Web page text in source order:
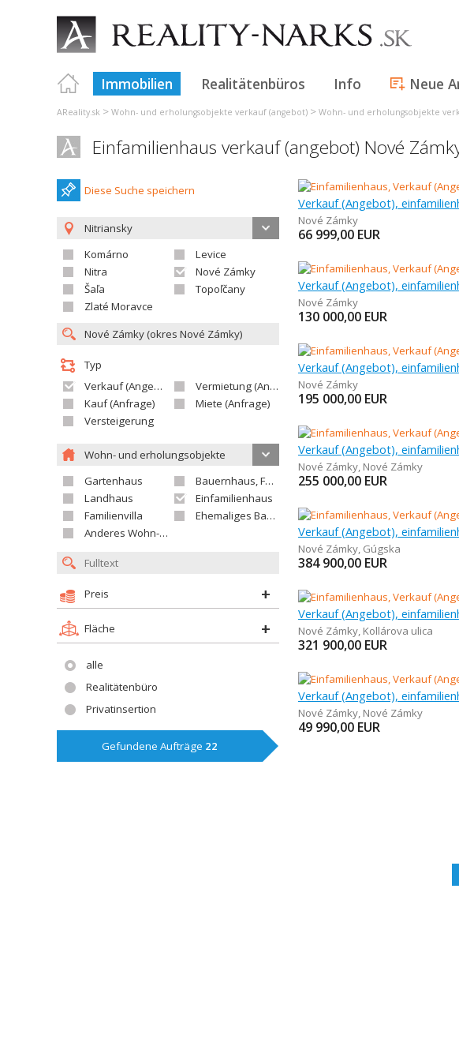
Immobilien Realitätenbüros Info Neue
AReality.sk > Wohn- und erholungsobjekte verkauf (angebot) > Wohn- und erholungsobjekte
Einfamilienhaus verkauf (angebot) Nové
Diese Suche speichern
Nitriansky
Komárno
Levice
Nitra
Nové Zámky
Šaľa
Topoľčany
Zlaté Moravce
Typ
Verkauf (Angebot)
Vermietung (Angebot)
Kauf (Anfrage)
Miete (Anfrage)
Versteigerung
Wohn- und erholungsobjekte
Gartenhaus
Bauernhaus, Ferienhaus
Landhaus
Einfamilienhaus
Familienvilla
Ehemaliges Bauerngut
Anderes Wohn- oder Ferienobjekt
Preis
Fläche
alle
Realitätenbüro
Privatinsertion
Gefundene Aufträge 22
Nové Zámky
66 999,00 EUR
Verkauf (Angebot),
Nové Zámky
130 000,00 EUR
Verkauf (Angebot),
Nové Zámky
195 000,00 EUR
Nové Zámky, Nové Zámky
255 000,00 EUR
Nové Zámky, Gúgska
384 900,00 EUR
Verkauf (Angebot),
Nové Zámky, Kollárova ulica
321 900,00 EUR
Verkauf (Angebot),
Nové Zámky, Nové Zámky
49 990,00 EUR